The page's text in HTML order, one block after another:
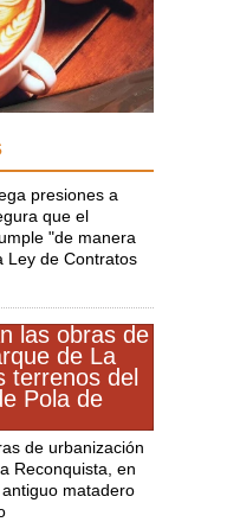
presiones a
que el
"de manera
Ley de Contratos
de urbanización
Reconquista, en
matadero